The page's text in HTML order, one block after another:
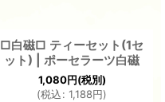
□白磁□ ティーセット(1セ
ット) | ポーセラーツ白磁
1,080円(税別)
(税込: 1,188円)